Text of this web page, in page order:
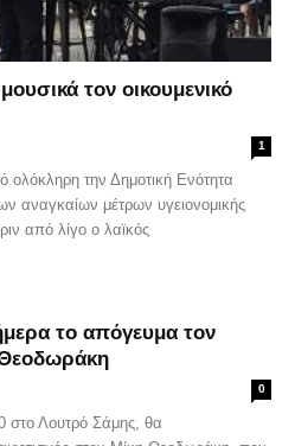
τον οικουμενικό
1
την Δημοτική Ενότητα
αναγκαίων μέτρων υγειονομικής
από λίγο ο λαϊκός
το απόγευμα τον
0
στο Λουτρό Σάμης, θα